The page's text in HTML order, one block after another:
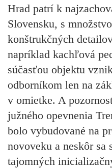
Hrad patrí k
Slovensku, s
konštrukčných
napríklad kachľová
súčasťou objektu
odborníkom len na
v omietke. A
južného opevnenia
bolo vybudované na
novoveku a neskôr sa
tajomných